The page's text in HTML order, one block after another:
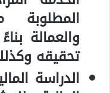
المطلوبة
والعمالة
تحقيقه
الدراسة